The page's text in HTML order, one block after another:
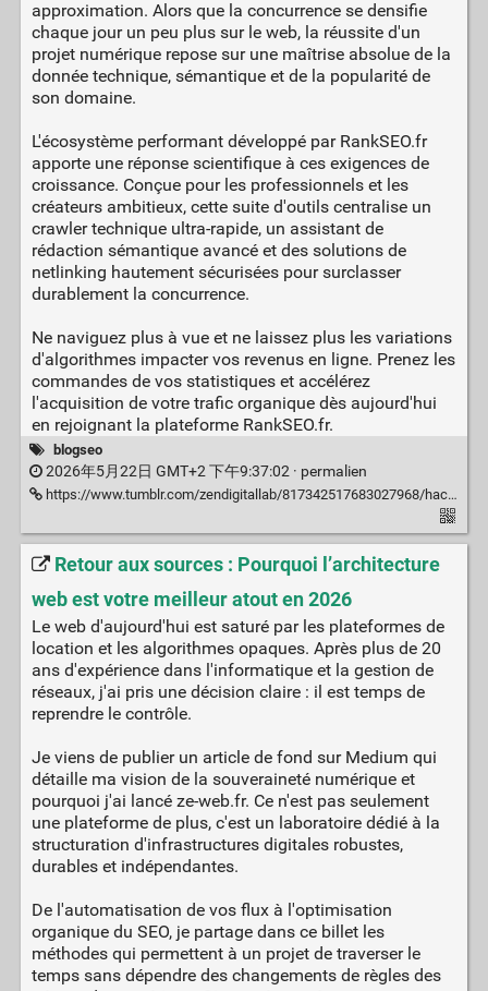
approximation. Alors que la concurrence se densifie
chaque jour un peu plus sur le web, la réussite d'un
projet numérique repose sur une maîtrise absolue de la
donnée technique, sémantique et de la popularité de
son domaine.
L'écosystème performant développé par RankSEO.fr
apporte une réponse scientifique à ces exigences de
croissance. Conçue pour les professionnels et les
créateurs ambitieux, cette suite d'outils centralise un
crawler technique ultra-rapide, un assistant de
rédaction sémantique avancé et des solutions de
netlinking hautement sécurisées pour surclasser
durablement la concurrence.
Ne naviguez plus à vue et ne laissez plus les variations
d'algorithmes impacter vos revenus en ligne. Prenez les
commandes de vos statistiques et accélérez
l'acquisition de votre trafic organique dès aujourd'hui
en rejoignant la plateforme RankSEO.fr.
blogseo
2026年5月22日 GMT+2 下午9:37:02 · permalien
https://www.tumblr.com/zendigitallab/817342517683027968/hack-your-growth-pourquoi-la-data-doit?source=share
Retour aux sources : Pourquoi l’architecture
web est votre meilleur atout en 2026
Le web d'aujourd'hui est saturé par les plateformes de
location et les algorithmes opaques. Après plus de 20
ans d'expérience dans l'informatique et la gestion de
réseaux, j'ai pris une décision claire : il est temps de
reprendre le contrôle.
Je viens de publier un article de fond sur Medium qui
détaille ma vision de la souveraineté numérique et
pourquoi j'ai lancé ze-web.fr. Ce n'est pas seulement
une plateforme de plus, c'est un laboratoire dédié à la
structuration d'infrastructures digitales robustes,
durables et indépendantes.
De l'automatisation de vos flux à l'optimisation
organique du SEO, je partage dans ce billet les
méthodes qui permettent à un projet de traverser le
temps sans dépendre des changements de règles des